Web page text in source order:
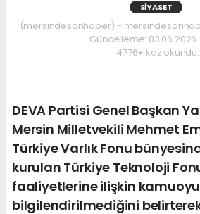
SIYASET
(mersindesonhaber) -
Güncelleme: 03.06.2026
4776+ kez okundu.
DEVA Partisi Genel Başkan
Mersin Milletvekili Mehmet
Türkiye Varlık Fonu
kurulan Türkiye Teknoloji
faaliyetlerine ilişkin
bilgilendirilmediğini